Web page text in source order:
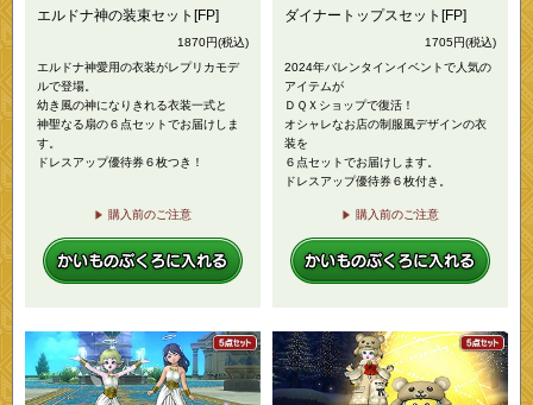
エルドナ神の装束セット[FP]
1870円(税込)
エルドナ神愛用の衣装がレプリカモデ
ルで登場。
幼き風の神になりきれる衣装一式と
神聖なる扇の６点セットでお届けしま
す。
ドレスアップ優待券６枚つき！
購入前のご注意
ダイナートップスセット[FP]
1705円(税込)
2024年バレンタインイベントで人気の
アイテムが
ＤＱＸショップで復活！
オシャレなお店の制服風デザインの衣
装を
６点セットでお届けします。
ドレスアップ優待券６枚付き。
購入前のご注意